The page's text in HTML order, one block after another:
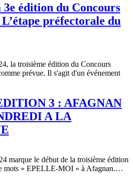
édition du Concours
préfectorale du
la troisième édition du Concours
prévue. Il s'agit d'un événement
3 : AFAGNAN
A LA
marque le début de la troisième édition
mots « EPELLE-MOI » à Afagnan.…